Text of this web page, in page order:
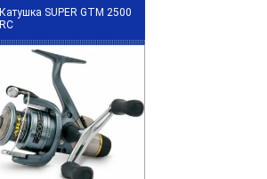
Катушка SUPER GTM 2500
RC